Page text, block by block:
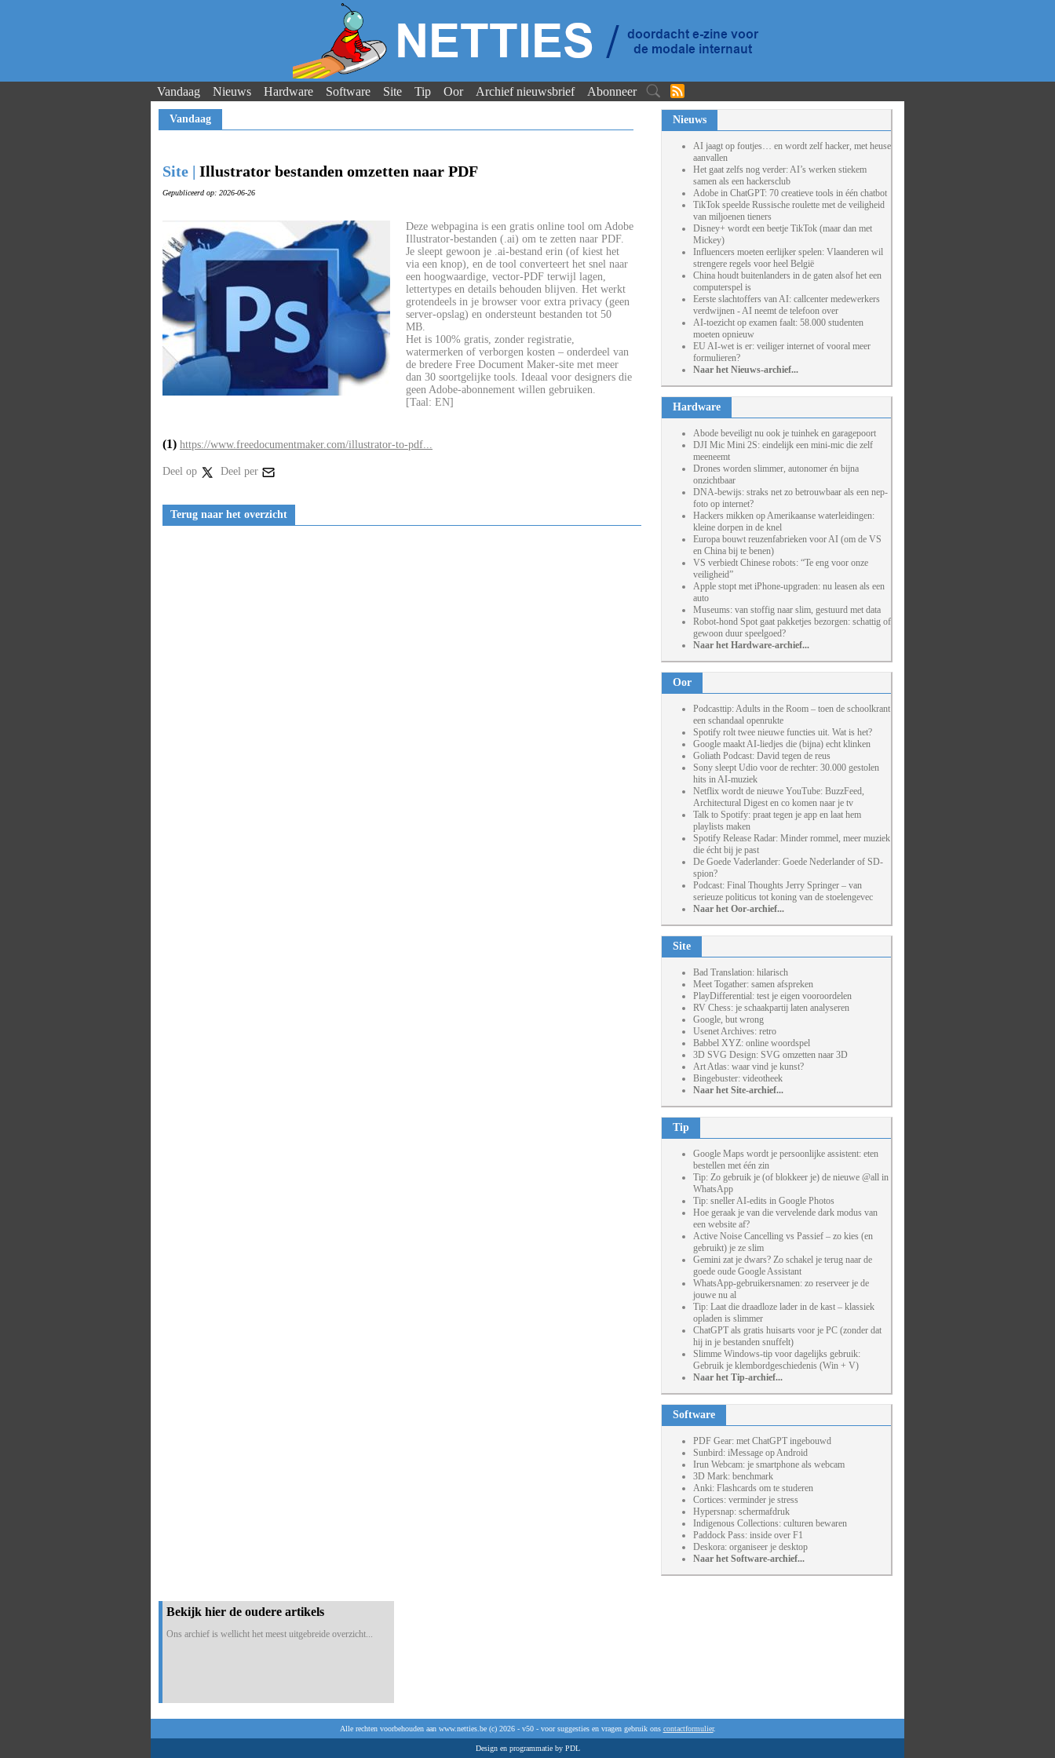
Vandaag Nieuws Hardware Software Site Tip Oor Archief nieuwsbrief Abonneer
Vandaag
Site | Illustrator bestanden omzetten naar PDF
Gepubliceerd op: 2026-06-26
Deze webpagina is een gratis online tool om Adobe
Illustrator-bestanden (.ai) om te zetten naar PDF.
Je sleept gewoon je .ai-bestand erin (of kiest het
via een knop), en de tool converteert het snel naar
een hoogwaardige, vector-PDF terwijl lagen,
lettertypes en details behouden blijven. Het werkt
grotendeels in je browser voor extra privacy (geen
server-opslag) en ondersteunt bestanden tot 50
MB.
Het is 100% gratis, zonder registratie,
watermerken of verborgen kosten – onderdeel van
de bredere Free Document Maker-site met meer
dan 30 soortgelijke tools. Ideaal voor designers die
geen Adobe-abonnement willen gebruiken.
[Taal: EN]
(1) https://www.freedocumentmaker.com/illustrator-to-pdf...
Deel op Deel per
Terug naar het overzicht
Nieuws
AI jaagt op foutjes… en wordt zelf hacker, met heuse
aanvallen
Het gaat zelfs nog verder: AI’s werken stiekem
samen als een hackersclub
Adobe in ChatGPT: 70 creatieve tools in één chatbot
TikTok speelde Russische roulette met de veiligheid
van miljoenen tieners
Disney+ wordt een beetje TikTok (maar dan met
Mickey)
Influencers moeten eerlijker spelen: Vlaanderen wil
strengere regels voor heel België
China houdt buitenlanders in de gaten alsof het een
computerspel is
Eerste slachtoffers van AI: callcenter medewerkers
verdwijnen - AI neemt de telefoon over
AI-toezicht op examen faalt: 58.000 studenten
moeten opnieuw
EU AI-wet is er: veiliger internet of vooral meer
formulieren?
Naar het Nieuws-archief...
Hardware
Abode beveiligt nu ook je tuinhek en garagepoort
DJI Mic Mini 2S: eindelijk een mini-mic die zelf
meeneemt
Drones worden slimmer, autonomer én bijna
onzichtbaar
DNA-bewijs: straks net zo betrouwbaar als een nep-
foto op internet?
Hackers mikken op Amerikaanse waterleidingen:
kleine dorpen in de knel
Europa bouwt reuzenfabrieken voor AI (om de VS
en China bij te benen)
VS verbiedt Chinese robots: “Te eng voor onze
veiligheid”
Apple stopt met iPhone-upgraden: nu leasen als een
auto
Museums: van stoffig naar slim, gestuurd met data
Robot-hond Spot gaat pakketjes bezorgen: schattig of
gewoon duur speelgoed?
Naar het Hardware-archief...
Oor
Podcasttip: Adults in the Room – toen de schoolkrant
een schandaal openrukte
Spotify rolt twee nieuwe functies uit. Wat is het?
Google maakt AI-liedjes die (bijna) echt klinken
Goliath Podcast: David tegen de reus
Sony sleept Udio voor de rechter: 30.000 gestolen
hits in AI-muziek
Netflix wordt de nieuwe YouTube: BuzzFeed,
Architectural Digest en co komen naar je tv
Talk to Spotify: praat tegen je app en laat hem
playlists maken
Spotify Release Radar: Minder rommel, meer muziek
die écht bij je past
De Goede Vaderlander: Goede Nederlander of SD-
spion?
Podcast: Final Thoughts Jerry Springer – van
serieuze politicus tot koning van de stoelengevec
Naar het Oor-archief...
Site
Bad Translation: hilarisch
Meet Togather: samen afspreken
PlayDifferential: test je eigen vooroordelen
RV Chess: je schaakpartij laten analyseren
Google, but wrong
Usenet Archives: retro
Babbel XYZ: online woordspel
3D SVG Design: SVG omzetten naar 3D
Art Atlas: waar vind je kunst?
Bingebuster: videotheek
Naar het Site-archief...
Tip
Google Maps wordt je persoonlijke assistent: eten
bestellen met één zin
Tip: Zo gebruik je (of blokkeer je) de nieuwe @all in
WhatsApp
Tip: sneller AI-edits in Google Photos
Hoe geraak je van die vervelende dark modus van
een website af?
Active Noise Cancelling vs Passief – zo kies (en
gebruikt) je ze slim
Gemini zat je dwars? Zo schakel je terug naar de
goede oude Google Assistant
WhatsApp-gebruikersnamen: zo reserveer je de
jouwe nu al
Tip: Laat die draadloze lader in de kast – klassiek
opladen is slimmer
ChatGPT als gratis huisarts voor je PC (zonder dat
hij in je bestanden snuffelt)
Slimme Windows-tip voor dagelijks gebruik:
Gebruik je klembordgeschiedenis (Win + V)
Naar het Tip-archief...
Software
PDF Gear: met ChatGPT ingebouwd
Sunbird: iMessage op Android
Irun Webcam: je smartphone als webcam
3D Mark: benchmark
Anki: Flashcards om te studeren
Cortices: verminder je stress
Hypersnap: schermafdruk
Indigenous Collections: culturen bewaren
Paddock Pass: inside over F1
Deskora: organiseer je desktop
Naar het Software-archief...
Bekijk hier de oudere artikels
Ons archief is wellicht het meest uitgebreide overzicht...
Alle rechten voorbehouden aan www.netties.be (c) 2026 - v50 - voor suggesties en vragen gebruik ons contactformulier.
Design en programmatie by PDL